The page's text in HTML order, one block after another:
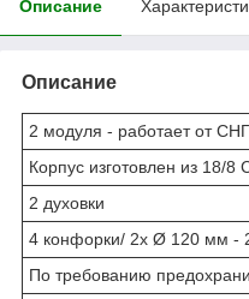
Описание
Описание
2 модуля - работает от СНГ
Корпус изготовлен из 18/
2 духовки
4 конфорки/ 2x Ø 120 мм -
По требованию